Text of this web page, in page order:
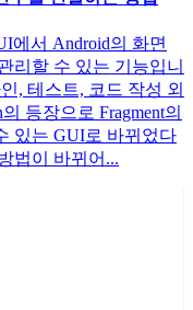
에서 Android의 화면
리할 수 있는 기능입니
, 테스트, 코드 작성 외
등장으로 Fragment의
있는 GUI로 바뀌었다
법이 바뀌어...